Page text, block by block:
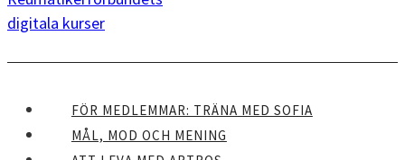
FÖR MEDLEMMAR: TRÄNA MED SOFIA
MÅL, MOD OCH MENING